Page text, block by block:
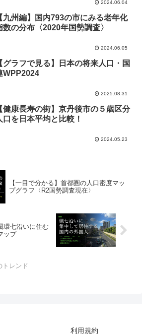
2024.06.04
九州編】国内793の市にみる老年化
数の分布〈2020年国勢調査〉
2024.06.05
グラフで見る】日本の将来人口・国
WPP2024
2025.08.31
健康長寿の街】京丹後市の５歳区分
口を日本平均と比較！
2024.05.23
【一目で分かる】首都圏の人口密度マッ
プグラフ〈R2国勢調査現在〉
環七沿いに住む
ップ
トレンド
利用規約